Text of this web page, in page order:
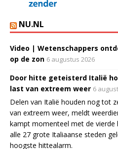
NU.NL
Video | Wetenschappers
op de zon 6 augustus 2026
Door hitte geteisterd Italië
last van extreem weer 6
Delen van Italië houden nog tot
van extreem weer, meldt
kampt momenteel met de vierde
alle 27 grote Italiaanse steden
hoogste hittealarm.